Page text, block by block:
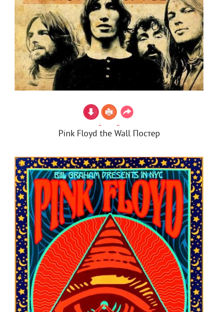
Pink Floyd the Wall Постер